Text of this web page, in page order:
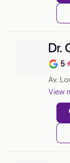
Dr.
Note
5
Av.
View